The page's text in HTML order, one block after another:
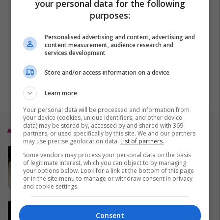
Top 5
Vaktia e Ramazanit 2026 në
Kosovë
29/01/2026
Udhëheqësit ushtarakë
gjermanë dhe britanikë
your personal data for the following
purposes:
Personalised advertising and content, advertising and
content measurement, audience research and
services development
Store and/or access information on a device
Learn more
Your personal data will be processed and information from
your device (cookies, unique identifiers, and other device
data) may be stored by, accessed by and shared with 369
partners, or used specifically by this site. We and our partners
may use precise geolocation data. List of partners.
Some vendors may process your personal data on the basis
of legitimate interest, which you can object to by managing
your options below. Look for a link at the bottom of this page
or in the site menu to manage or withdraw consent in privacy
and cookie settings.
Consent